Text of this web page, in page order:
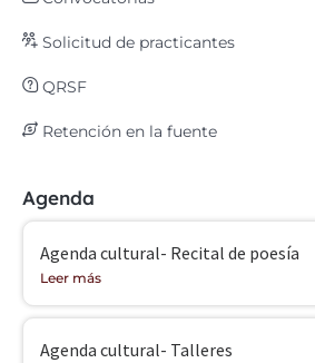
Solicitud de practicantes
QRSF
Retención en la fuente
Agenda
Agenda cultural- Recital de poesía
Leer más
Agenda cultural- Talleres